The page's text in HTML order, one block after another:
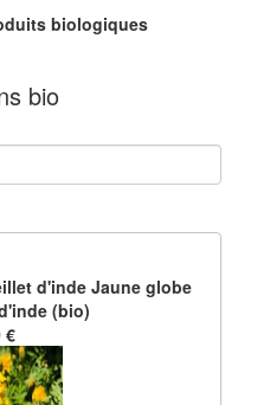
biologiques
bio
d'inde Jaune globe
(bio)
€